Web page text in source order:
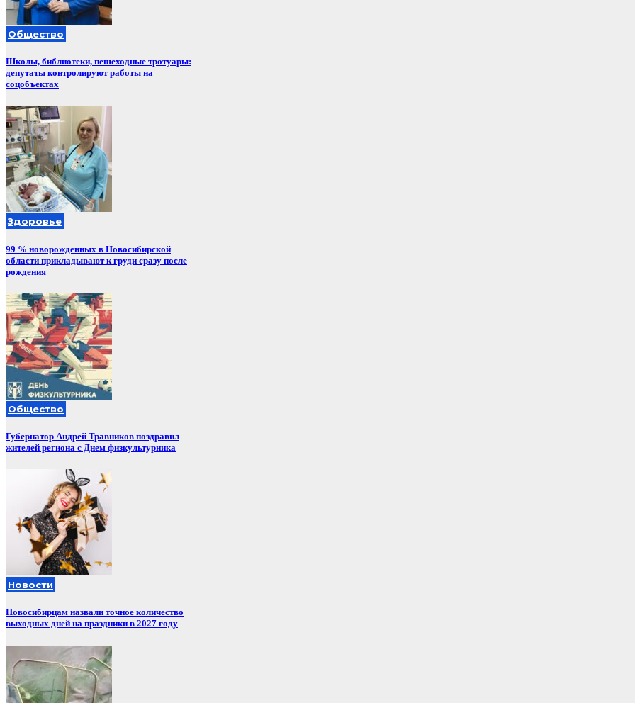
Общество
Школы, библиотеки, пешеходные тротуары:
депутаты контролируют работы на
соцобъектах
Здоровье
99 % новорожденных в Новосибирской
области прикладывают к груди сразу после
рождения
Общество
Губернатор Андрей Травников поздравил
жителей региона с Днем физкультурника
Новости
Новосибирцам назвали точное количество
выходных дней на праздники в 2027 году